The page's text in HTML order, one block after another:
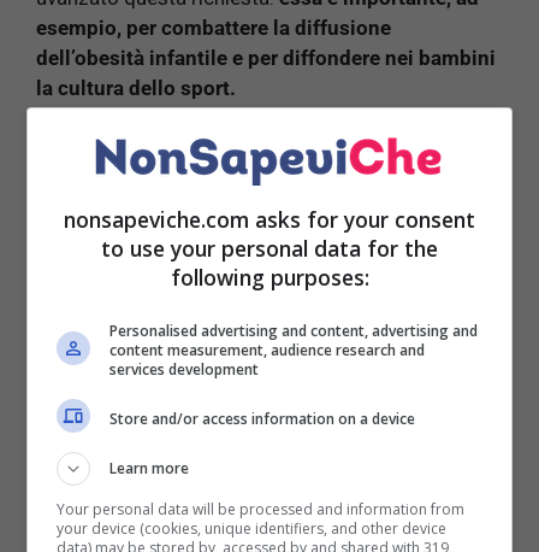
esempio, per combattere la diffusione
dell’obesità infantile e per diffondere nei bambini
la cultura dello sport.
LEGGI ANCHE:Scuola media bocciata: cosa
rischiano gli studenti italiani e perchè
L’insegnamento è stato introdotto nella nuova
legge di bilancio
scolastico.
specializzati: un punto chiave per una rivoluzione
sportiva nel nostro Paese.
nonsapeviche.com asks for your consent
to use your personal data for the
following purposes:
Personalised advertising and content, advertising and
content measurement, audience research and
services development
Store and/or access information on a device
Learn more
Your personal data will be processed and information from
your device (cookies, unique identifiers, and other device
data) may be stored by, accessed by and shared with 319